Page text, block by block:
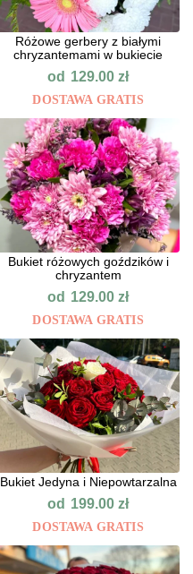
Różowe gerbery z białymi
chryzantemami w bukiecie
od 129.00zł
DOSTAWA GRATIS
Bukiet różowych goździków i
chryzantem
od 129.00zł
DOSTAWA GRATIS
Bukiet Jedyna i Niepowtarzalna
od 199.00zł
DOSTAWA GRATIS